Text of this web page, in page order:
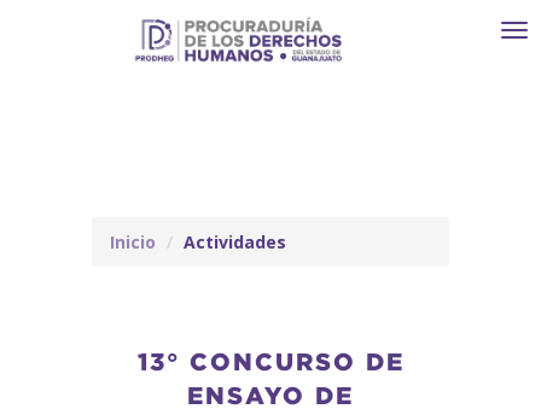
Inicio Actividades
13° CONCURSO DE
ENSAYO DE